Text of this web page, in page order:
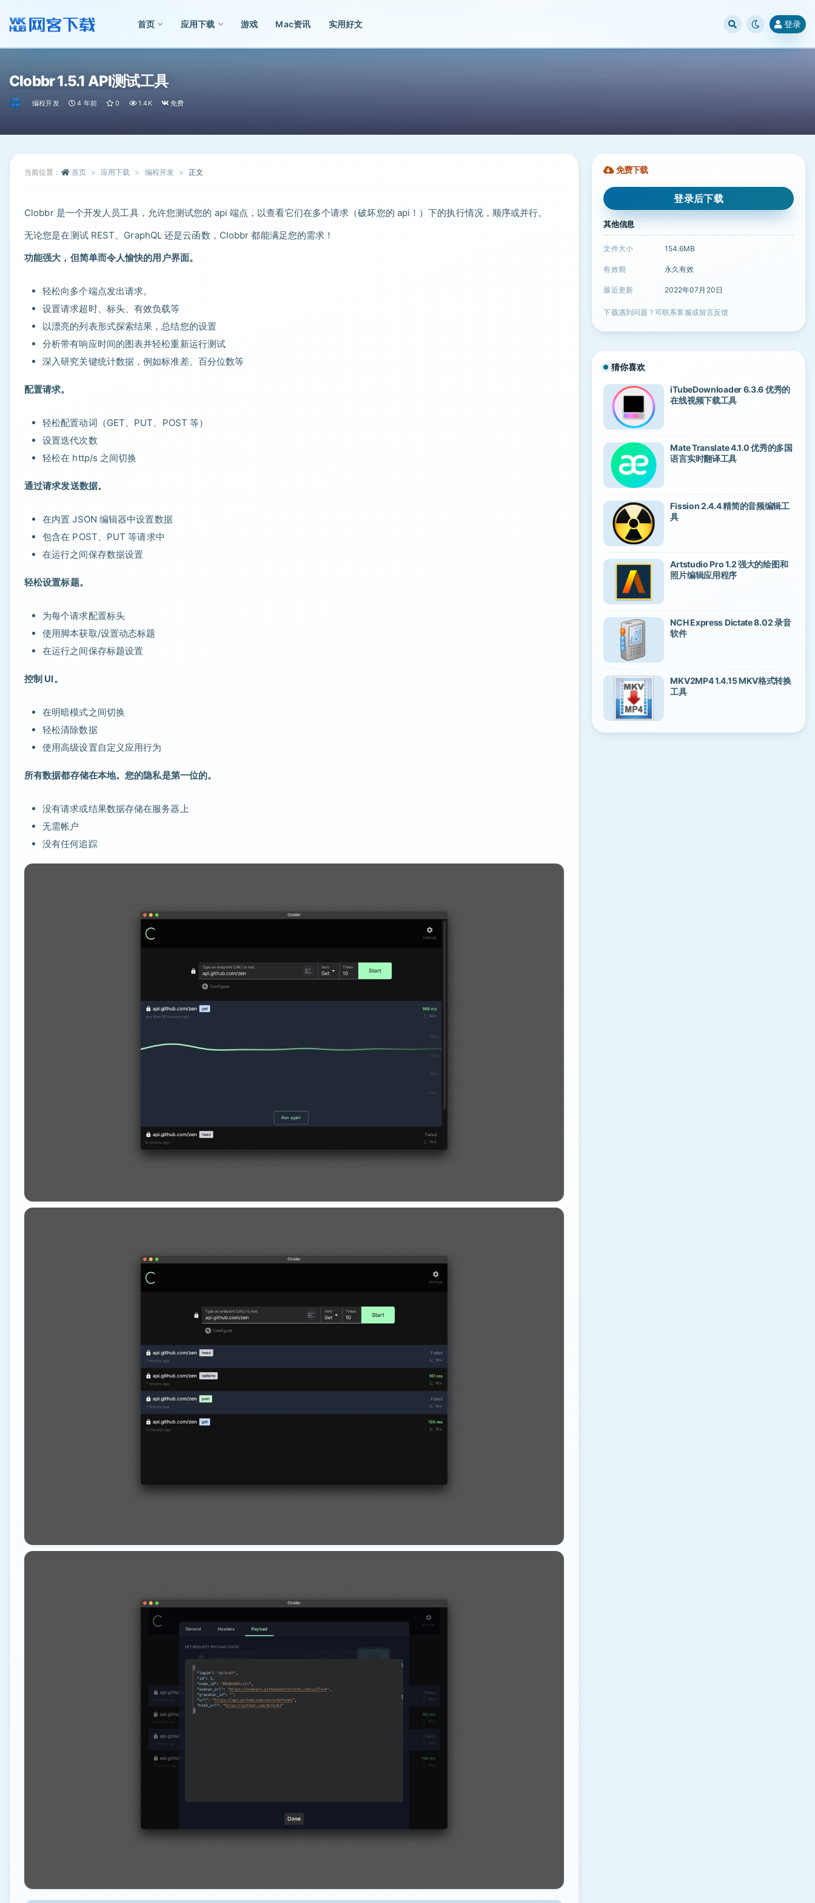
首页 应用下载 游戏 Mac资讯 实用好文 登录
Clobbr 1.5.1 API测试工具
编程开发 4 年前 0 1.4K 免费
当前位置： 首页 应用下载 编程开发 正文
Clobbr 是一个开发人员工具，允许您测试您的 api 端点，以查看它们在多个请求（破坏您的 api！）下的执行情况，顺序或并行。
无论您是在测试 REST、GraphQL 还是云函数，Clobbr 都能满足您的需求！
功能强大，但简单而令人愉快的用户界面。
轻松向多个端点发出请求。
设置请求超时、标头、有效负载等
以漂亮的列表形式探索结果，总结您的设置
分析带有响应时间的图表并轻松重新运行测试
深入研究关键统计数据，例如标准差、百分位数等
配置请求。
轻松配置动词（GET、PUT、POST 等）
设置迭代次数
轻松在 http/s 之间切换
通过请求发送数据。
在内置 JSON 编辑器中设置数据
包含在 POST、PUT 等请求中
在运行之间保存数据设置
轻松设置标题。
为每个请求配置标头
使用脚本获取/设置动态标题
在运行之间保存标题设置
控制 UI。
在明暗模式之间切换
轻松清除数据
使用高级设置自定义应用行为
所有数据都存储在本地。您的隐私是第一位的。
没有请求或结果数据存储在服务器上
无需帐户
没有任何追踪
免费下载
登录后下载
其他信息
文件大小 154.6MB
有效期 永久有效
最近更新 2022年07月20日
下载遇到问题？可联系客服或留言反馈
猜你喜欢
iTubeDownloader 6.3.6 优秀的
在线视频下载工具
Mate Translate 4.1.0 优秀的多国
语言实时翻译工具
Fission 2.4.4 精简的音频编辑工
具
Artstudio Pro 1.2 强大的绘图和
照片编辑应用程序
NCH Express Dictate 8.02 录音
软件
MKV2MP4 1.4.15 MKV格式转换
工具